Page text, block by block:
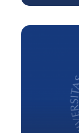
listopada